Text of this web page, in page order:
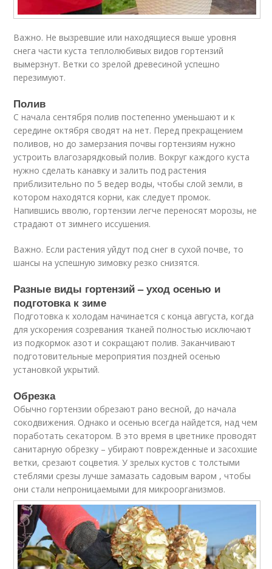
Важно. Не вызревшие или находящиеся выше уровня
снега части куста теплолюбивых видов гортензий
вымерзнут. Ветки со зрелой древесиной успешно
перезимуют.
Полив
С начала сентября полив постепенно уменьшают и к
середине октября сводят на нет. Перед прекращением
поливов, но до замерзания почвы гортензиям нужно
устроить влагозарядковый полив. Вокруг каждого куста
нужно сделать канавку и залить под растения
приблизительно по 5 ведер воды, чтобы слой земли, в
котором находятся корни, как следует промок.
Напившись вволю, гортензии легче переносят морозы, не
страдают от зимнего иссушения.
Важно. Если растения уйдут под снег в сухой почве, то
шансы на успешную зимовку резко снизятся.
Разные виды гортензий – уход осенью и
подготовка к зиме
Подготовка к холодам начинается с конца августа, когда
для ускорения созревания тканей полностью исключают
из подкормок азот и сокращают полив. Заканчивают
подготовительные мероприятия поздней осенью
установкой укрытий.
Обрезка
Обычно гортензии обрезают рано весной, до начала
сокодвижения. Однако и осенью всегда найдется, над чем
поработать секатором. В это время в цветнике проводят
санитарную обрезку – убирают поврежденные и засохшие
ветки, срезают соцветия. У зрелых кустов с толстыми
стеблями срезы лучше замазать садовым варом , чтобы
они стали непроницаемыми для микроорганизмов.